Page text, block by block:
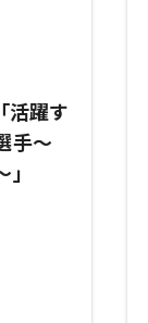
躍す
手～